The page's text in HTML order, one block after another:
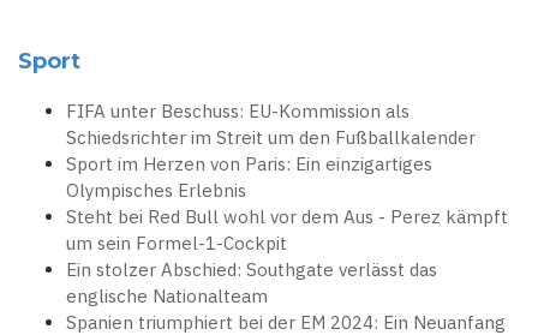
Sport
FIFA unter Beschuss: EU-Kommission als
Schiedsrichter im Streit um den Fußballkalender
Sport im Herzen von Paris: Ein einzigartiges
Olympisches Erlebnis
Steht bei Red Bull wohl vor dem Aus - Perez kämpft
um sein Formel-1-Cockpit
Ein stolzer Abschied: Southgate verlässt das
englische Nationalteam
Spanien triumphiert bei der EM 2024: Ein Neuanfang